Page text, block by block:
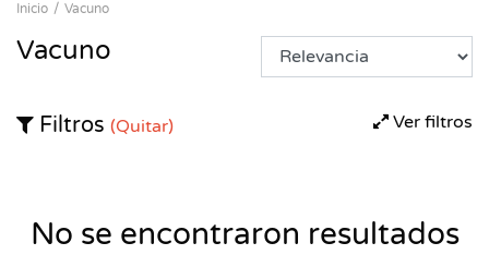
Inicio Vacuno
Vacuno
Ver filtros
Filtros (Quitar)
No se encontraron resultados